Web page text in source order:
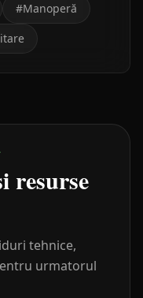
#Manoperă
resurse
tehnice,
urmatorul